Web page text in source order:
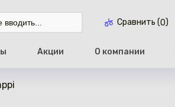
Сравнить (0)
Акции О компании